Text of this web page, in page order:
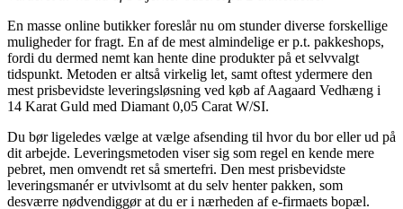
En masse online butikker foreslår nu om stunder diverse forskellige
muligheder for fragt. En af de mest almindelige er p.t. pakkeshops,
fordi du dermed nemt kan hente dine produkter på et selvvalgt
tidspunkt. Metoden er altså virkelig let, samt oftest ydermere den
mest prisbevidste leveringsløsning ved køb af Aagaard Vedhæng i
14 Karat Guld med Diamant 0,05 Carat W/SI.
Du bør ligeledes vælge at vælge afsending til hvor du bor eller ud på
dit arbejde. Leveringsmetoden viser sig som regel en kende mere
pebret, men omvendt ret så smertefri. Den mest prisbevidste
leveringsmanér er utvivlsomt at du selv henter pakken, som
desværre nødvendiggør at du er i nærheden af e-firmaets bopæl.